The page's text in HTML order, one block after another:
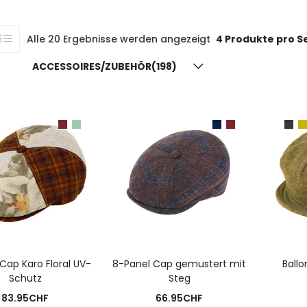
Alle 20 Ergebnisse werden angezeigt 4 Produkte pro
ACCESSOIRES/ZUBEHÖR(198)
Karo Floral UV-
Schutz
83.95CHF
8-Panel Cap gemustert mit
Steg
66.95CHF